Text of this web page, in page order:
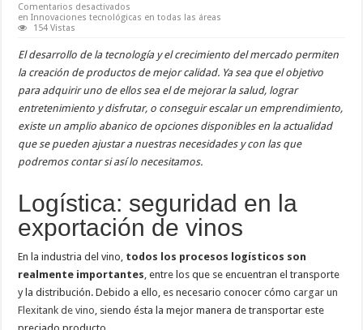
Comentarios desactivados
en Innovaciones tecnológicas en todas las áreas
154 Vistas
El desarrollo de la tecnología y el crecimiento del mercado permiten
la creación de productos de mejor calidad. Ya sea que el objetivo
para adquirir uno de ellos sea el de mejorar la salud, lograr
entretenimiento y disfrutar, o conseguir escalar un emprendimiento,
existe un amplio abanico de opciones disponibles en la actualidad
que se pueden ajustar a nuestras necesidades y con las que
podremos contar si así lo necesitamos.
Logística: seguridad en la
exportación de vinos
En la industria del vino, todos los procesos logísticos son
realmente importantes , entre los que se encuentran el transporte
y la distribución. Debido a ello, es necesario conocer cómocargar un
Flexitank de vino , siendo ésta la mejor manera de transportar este